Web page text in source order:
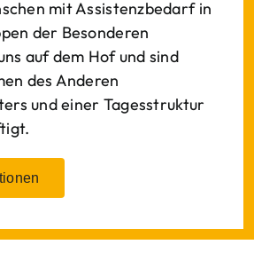
mit Assistenzbedarf in
der Besonderen
auf dem Hof und sind
des Anderen
und einer Tagesstruktur